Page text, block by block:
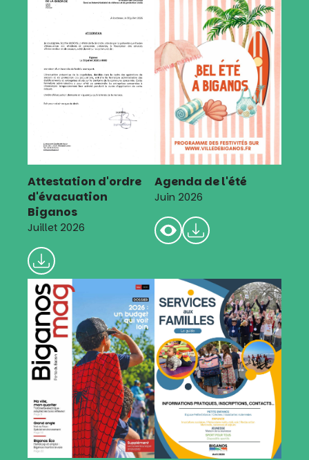
Attestation d'ordre
d'évacuation
Biganos
Juillet 2026
Agenda de l'été
Juin 2026